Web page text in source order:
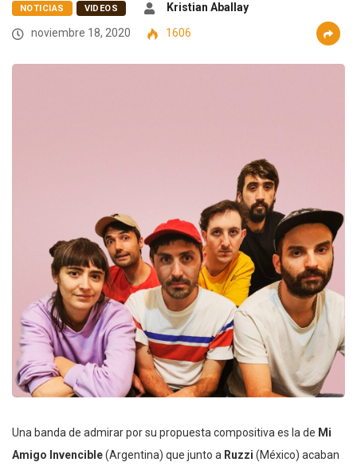
NOTICIAS VIDEOS
Kristian Aballay
noviembre 18, 2020
1606
Una banda de admirar por su propuesta compositiva es la de Mi
Amigo Invencible(Argentina) que junto a Ruzzi (México) acaban